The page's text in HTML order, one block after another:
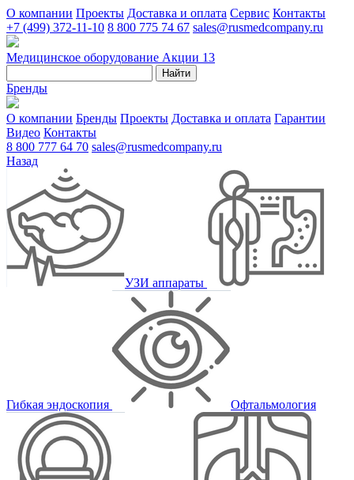
О компании Проекты Доставка и оплата Сервис Контакты
+7 (499) 372-11-10 8 800 775 74 67 sales@rusmedcompany.ru
Медицинское оборудование Акции 13
Найти
Бренды
О компании Бренды Проекты Доставка и оплата Гарантии
Видео Контакты
8 800 777 64 70 sales@rusmedcompany.ru
Назад
УЗИ аппараты
Гибкая эндоскопия Офтальмология